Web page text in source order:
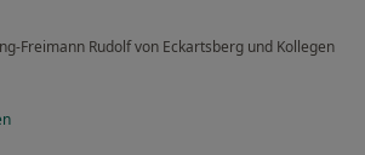
Freimann Rudolf von Eckartsberg und Kollegen